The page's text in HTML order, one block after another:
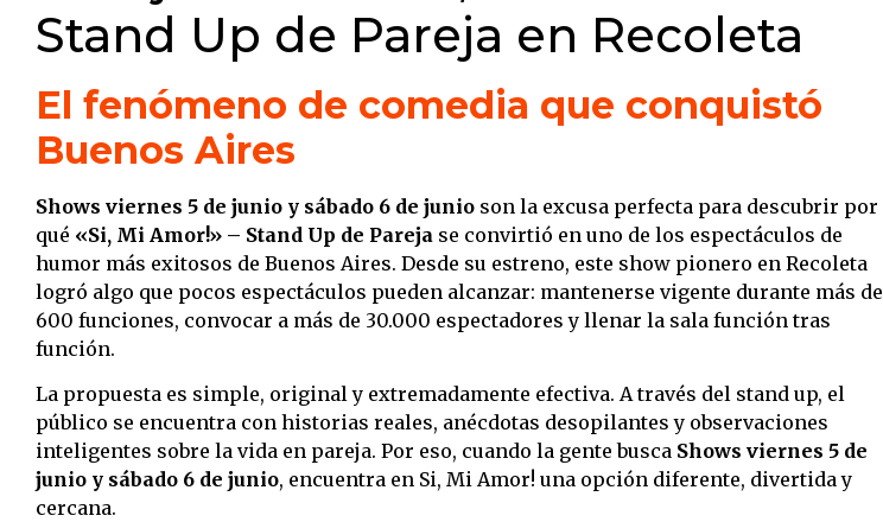
Stand Up de Pareja en Recoleta
El fenómeno de comedia que conquistó
Buenos Aires
Shows viernes 5 de junio y sábado 6 de junio son la excusa perfecta para descubrir por
qué «Si, Mi Amor!» – Stand Up de Pareja se convirtió en uno de los espectáculos de
humor más exitosos de Buenos Aires. Desde su estreno, este show pionero en Recoleta
logró algo que pocos espectáculos pueden alcanzar: mantenerse vigente durante más de
600 funciones, convocar a más de 30.000 espectadores y llenar la sala función tras
función.
La propuesta es simple, original y extremadamente efectiva. A través del stand up, el
público se encuentra con historias reales, anécdotas desopilantes y observaciones
inteligentes sobre la vida en pareja. Por eso, cuando la gente busca Shows viernes 5 de
junio y sábado 6 de junio, encuentra en Si, Mi Amor! una opción diferente, divertida y
cercana.